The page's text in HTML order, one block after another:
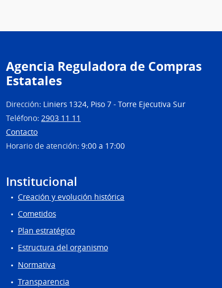
Agencia Reguladora de Compras
Estatales
Dirección: Liniers 1324, Piso 7 - Torre Ejecutiva Sur
Teléfono: 2903 11 11
Contacto
Horario de atención: 9:00 a 17:00
Institucional
Creación y evolución histórica
Cometidos
Plan estratégico
Estructura del organismo
Normativa
Transparencia